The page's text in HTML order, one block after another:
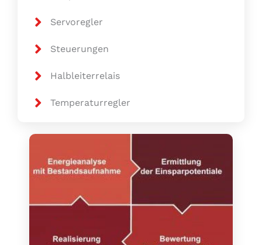
Servoregler
Steuerungen
Halbleiterrelais
Temperaturregler